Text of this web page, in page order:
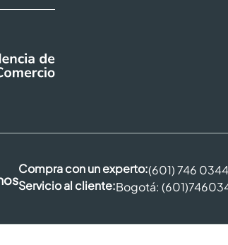
Compra con un experto:(601) 746
Servicio al cliente:Bogotá: